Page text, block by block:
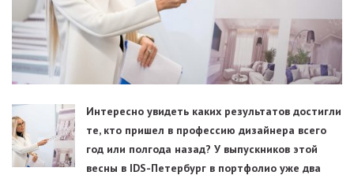
Интересно увидеть каких результатов достигли
те, кто пришел в профессию дизайнера всего
год или полгода назад? У выпускников этой
весны в IDS-Петербург в портфолио уже два